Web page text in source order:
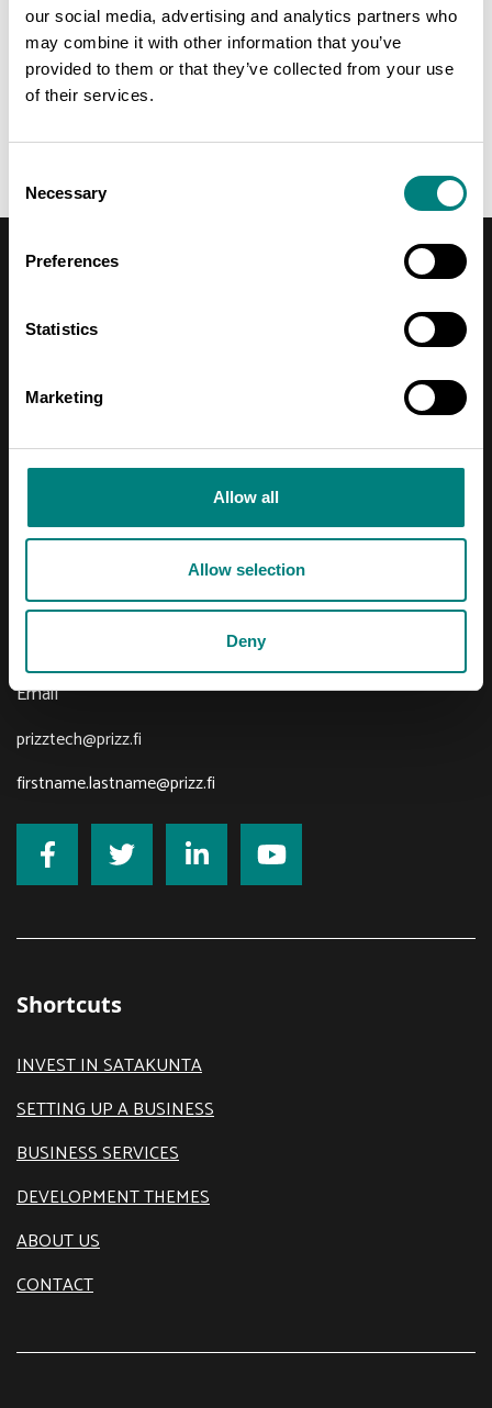
our social media, advertising and analytics partners who
may combine it with other information that you’ve
provided to them or that they’ve collected from your use
of their services.
Selection
Necessary
Preferences
Statistics
Marketing
Allow all
Allow selection
Deny
Hanke toteutetaan 13.4.2018 - 31.12.2020 ja sitä rahoittaa
Satakuntaliitto EAKR-rahoituksella.
Lisätietoa
mikko.puputtiprizz.fi
Address
Pori Leijona
28100 Pori
Telephone
Email
prizztech@prizz.fi
firstname.lastname@prizz.fi
Shortcuts
INVEST IN SATAKUNTA
SETTING UP A BUSINESS
BUSINESS SERVICES
DEVELOPMENT THEMES
ABOUT US
CONTACT